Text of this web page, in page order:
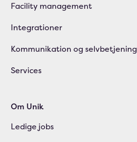
Facility management
Integrationer
Kommunikation og selvbetjening
Services
Om Unik
Ledige jobs